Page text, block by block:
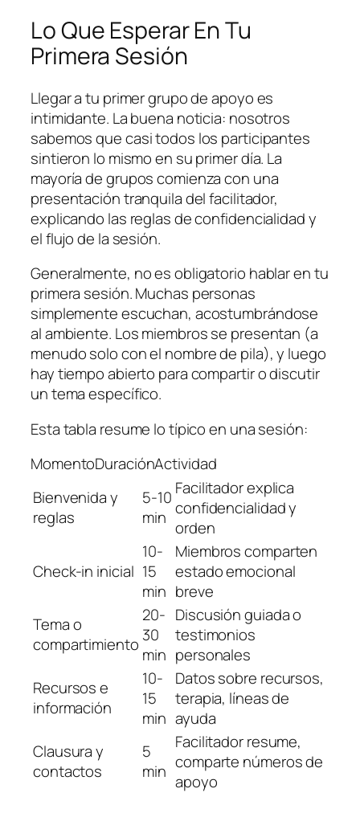
Lo Que Esperar En Tu
Primera Sesión
Llegar a tu primer grupo de apoyo es
intimidante. La buena noticia: nosotros
sabemos que casi todos los participantes
sintieron lo mismo en su primer día. La
mayoría de grupos comienza con una
presentación tranquila del facilitador,
explicando las reglas de confidencialidad y
el flujo de la sesión.
Generalmente, no es obligatorio hablar en tu
primera sesión. Muchas personas
simplemente escuchan, acostumbrándose
al ambiente. Los miembros se presentan (a
menudo solo con el nombre de pila), y luego
hay tiempo abierto para compartir o discutir
un tema específico.
Esta tabla resume lo típico en una sesión:
MomentoDuraciónActividad
Bienvenida y
reglas
5-10
min
Facilitador explica
confidencialidad y
orden
Check-in inicial
10-
15
min
Miembros comparten
estado emocional
breve
Tema o
compartimiento
20-
30
min
Discusión guiada o
testimonios
personales
Recursos e
información
10-
15
min
Datos sobre recursos,
terapia, líneas de
ayuda
Clausura y
contactos
5
min
Facilitador resume,
comparte números de
apoyo